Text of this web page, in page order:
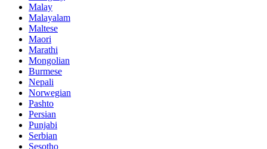
Malay
Malayalam
Maltese
Maori
Marathi
Mongolian
Burmese
Nepali
Norwegian
Pashto
Persian
Punjabi
Serbian
Sesotho